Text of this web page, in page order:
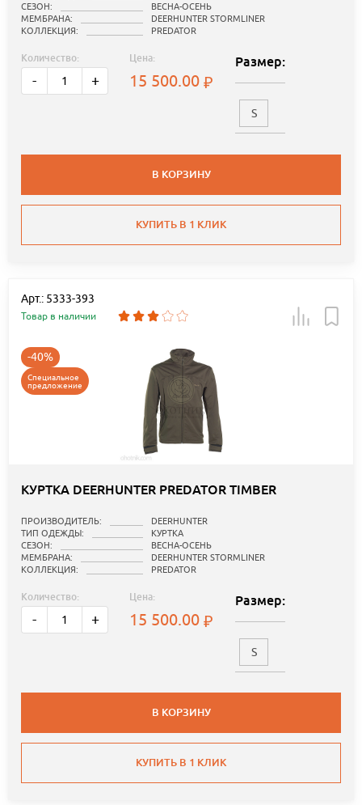
СЕЗОН:
ВЕСНА-ОСЕНЬ
МЕМБРАНА:
DEERHUNTER STORMLINER
КОЛЛЕКЦИЯ:
PREDATOR
Количество:
- +
Цена:
15 500.00
Размер:
S
В КОРЗИНУ
КУПИТЬ В 1 КЛИК
Арт.: 5333-393
Товар в наличии
-40%
Специальное
предложение
КУРТКА DEERHUNTER PREDATOR TIMBER
ПРОИЗВОДИТЕЛЬ:
DEERHUNTER
ТИП ОДЕЖДЫ:
КУРТКА
СЕЗОН:
ВЕСНА-ОСЕНЬ
МЕМБРАНА:
DEERHUNTER STORMLINER
КОЛЛЕКЦИЯ:
PREDATOR
Количество:
- +
Цена:
15 500.00
Размер:
S
В КОРЗИНУ
КУПИТЬ В 1 КЛИК